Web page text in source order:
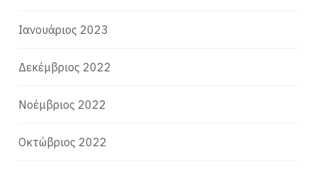
Ιανουάριος 2023
Δεκέμβριος 2022
Νοέμβριος 2022
Οκτώβριος 2022